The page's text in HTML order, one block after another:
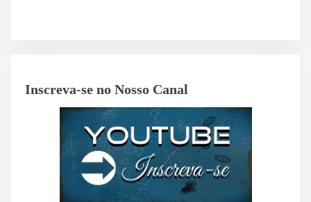
Inscreva-se no Nosso Canal